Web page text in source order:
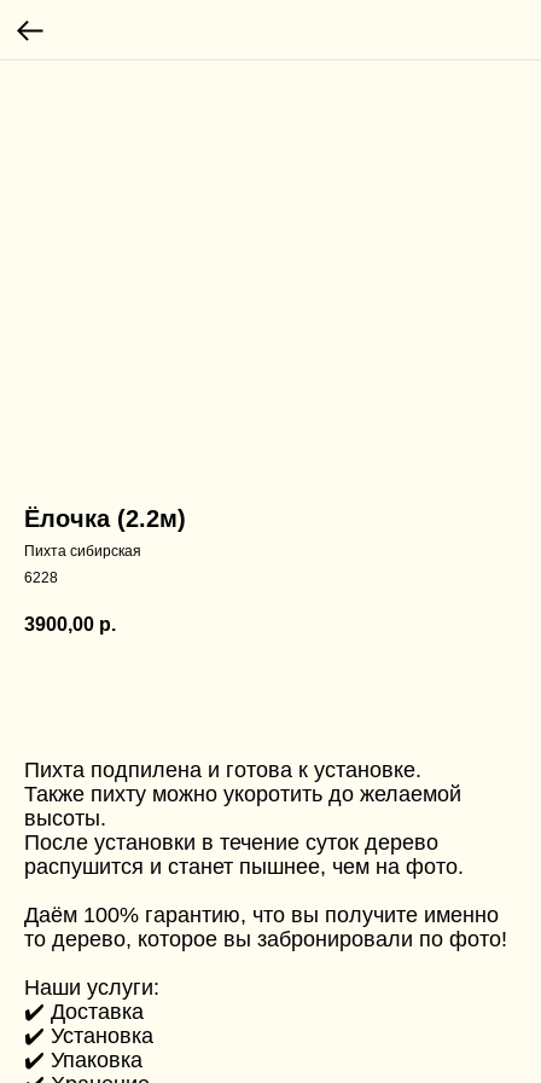
Ёлочка (2.2м)
Пихта сибирская
6228
3900,00 р.
Пихта подпилена и готова к установке.
Также пихту можно укоротить до желаемой
высоты.
После установки в течение суток дерево
распушится и станет пышнее, чем на фото.
Даём 100% гарантию, что вы получите именно
то дерево, которое вы забронировали по фото!
Наши услуги:
✔️ Доставка
✔️ Установка
✔️ Упаковка